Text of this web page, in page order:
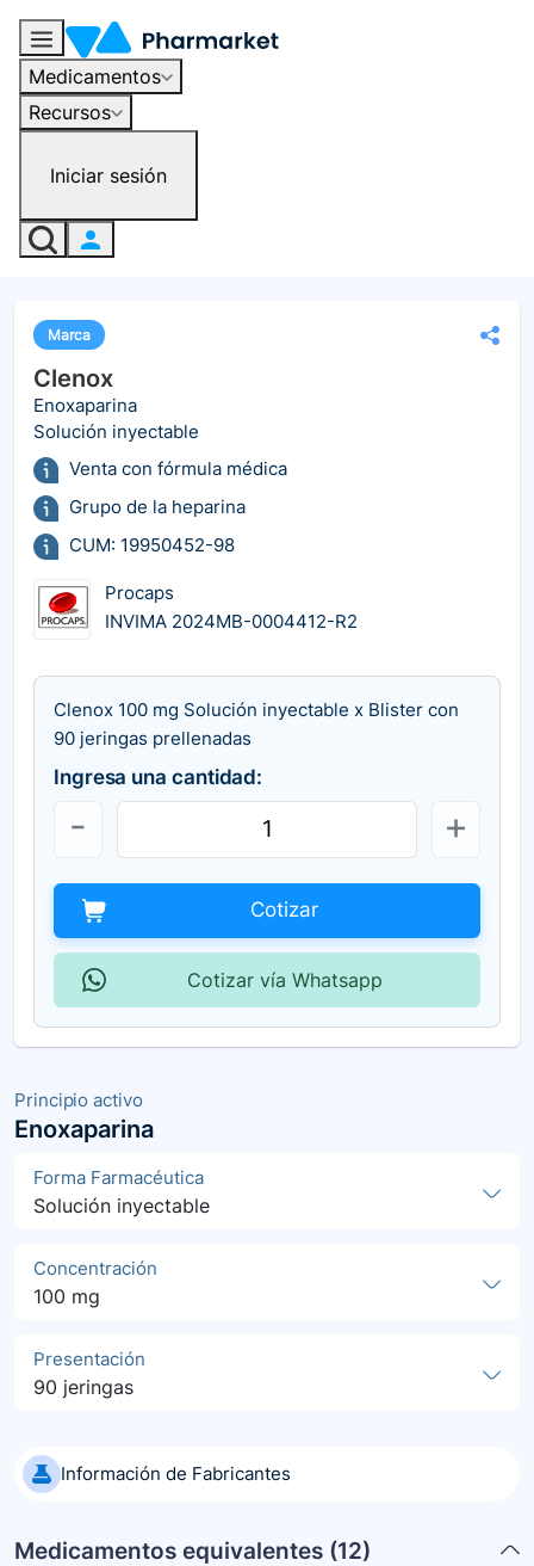
Medicamentos
Recursos
Iniciar sesión
Principio activo
Enoxaparina
Forma Farmacéutica
Solución inyectable
Concentración
100 mg
Presentación
90 jeringas
Información de Fabricantes
Medicamentos equivalentes (12)
Marca
Clenox
Enoxaparina
Solución inyectable
Venta con fórmula médica
Grupo de la heparina
CUM: 19950452-98
Procaps
INVIMA 2024MB-0004412-R2
Clenox 100 mg Solución inyectable x Blister con
90 jeringas prellenadas
Ingresa una cantidad:
Cotizar
Cotizar vía Whatsapp